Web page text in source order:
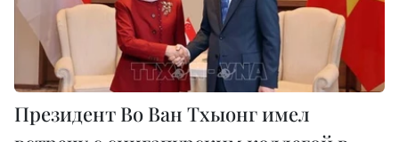
Президент Во Ван Тхыонг имел